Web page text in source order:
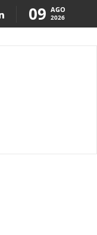
09 AGO
2026